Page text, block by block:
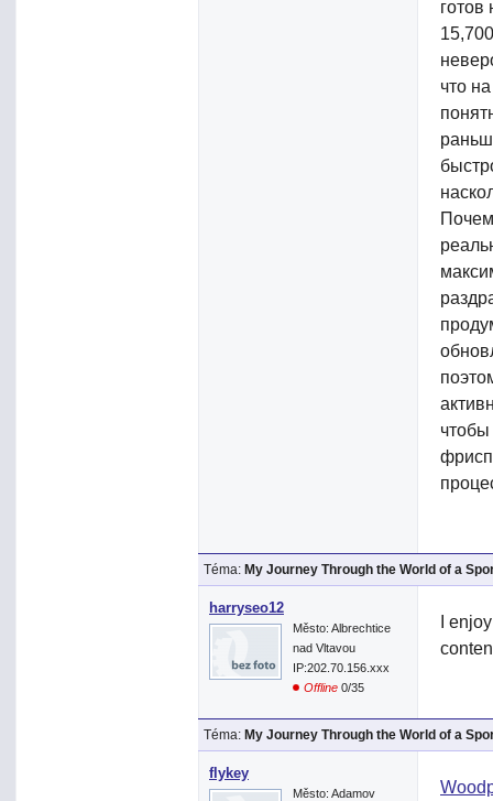
что
чтобы
Téma: My Journey Through the World of a
harryseo12
Město: Albrechtice
nad Vltavou
IP:202.70.156.xxx
Offline 0/35
I
Téma: My Journey Through the World of a
flykey
Město: Adamov